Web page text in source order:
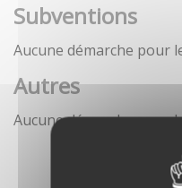
Subventions
Aucune démarche pour
Autres
Aucune démarche pour